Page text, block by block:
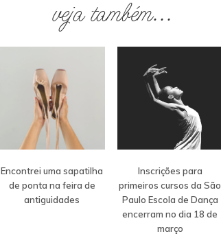
veja também...
Encontrei uma sapatilha
de ponta na feira de
antiguidades
Inscrições para
primeiros cursos da São
Paulo Escola de Dança
encerram no dia 18 de
março